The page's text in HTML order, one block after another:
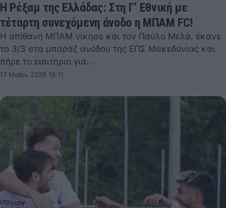
Η Ρέξαμ της Ελλάδας: Στη Γ’ Εθνική με
τέταρτη συνεχόμενη άνοδο η ΜΠΑΜ FC!
Η απίθανη ΜΠΑΜ νίκησε και τον Παύλο Μελά, έκανε
το 3/3 στα μπαράζ ανόδου της ΕΠΣ Μακεδονίας και
πήρε το εισιτήριο για…
17 Μαΐου 2026 19:11